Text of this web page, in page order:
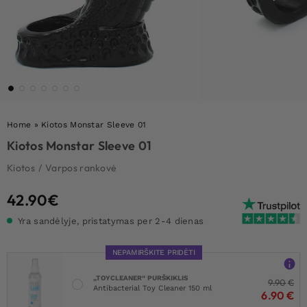
Home » Kiotos Monstar Sleeve 01
Kiotos Monstar Sleeve 01
Kiotos / Varpos rankovė
42.90€
Yra sandėlyje, pristatymas per 2-4 dienas
NEPAMIRŠKITE PRIDĖTI
„TOYCLEANER“ PURŠKIKLIS
Antibacterial Toy Cleaner 150 ml
9.90€
6.90 €